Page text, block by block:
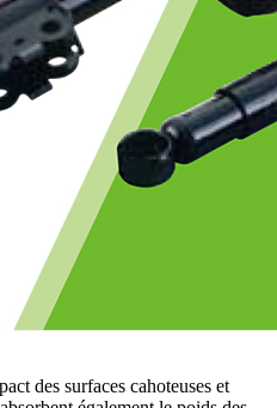
des surfaces cahoteuses et